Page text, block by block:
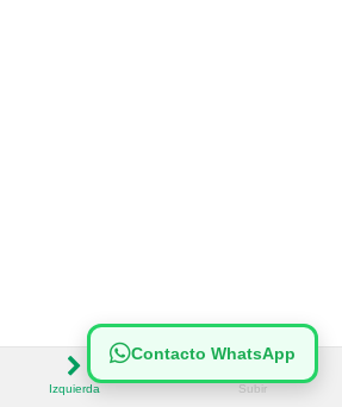
Contacto WhatsApp
Izquierda Subir